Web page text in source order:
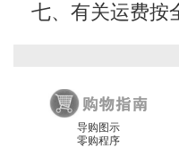
七、有关运费按
导购图示
零购程序